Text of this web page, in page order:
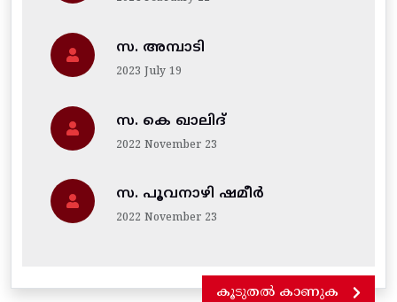
സ. അമ്പാടി
2023 July 19
സ. കെ ഖാലിദ്
2022 November 23
സ. പൂവനാഴി ഷമീർ
2022 November 23
കൂടുതൽ കാണുക